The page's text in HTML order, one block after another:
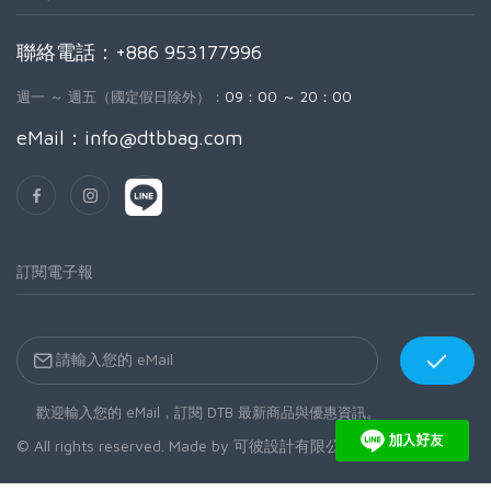
聯絡電話：+886 953177996
週一 ～ 週五（國定假日除外）： 09：00 ～ 20：00
eMail： info@dtbbag.com
訂閱電子報
歡迎輸入您的 eMail，訂閱 DTB 最新商品與優惠資訊。
© All rights reserved. Made by 可彼設計有限公司